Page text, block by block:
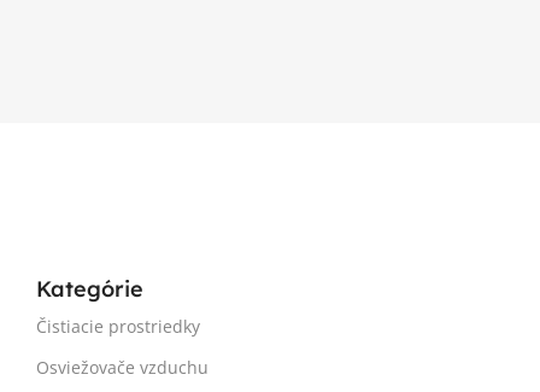
Kategórie
Čistiacie prostriedky
Osviežovače vzduchu